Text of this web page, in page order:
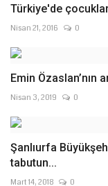
Türkiye'de
Nisan 21, 2016 0
Emin Özaslan’nın
Nisan 3, 2019 0
Şanlıurfa
tabutun...
Mart 14, 2018 0